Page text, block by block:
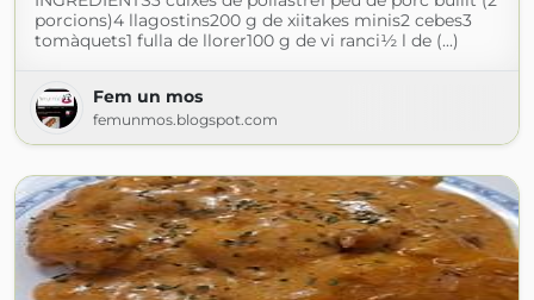
porcions)4 llagostins200 g de xiitakes minis2 cebes3
tomàquets1 fulla de llorer100 g de vi ranci½ l de (...)
Fem un mos
femunmos.blogspot.com